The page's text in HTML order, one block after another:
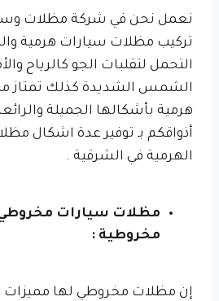
نعمل نحن في شركة مظلات
تركيب مظلات سيارات هرمية
التحمل لتقلبات الجو كالرياح
الشمس الشديدة كذلك تمتاز
هرمية بأشكالها الجميلة
أذواقكم بـ توفير عدة اشكال
الهرمية في الشرقية .
مظلات سيارات
مخروطية :
إن مظلات مخروطي لها مميزات